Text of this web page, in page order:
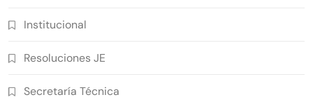
Institucional
Resoluciones JE
Secretaría Técnica